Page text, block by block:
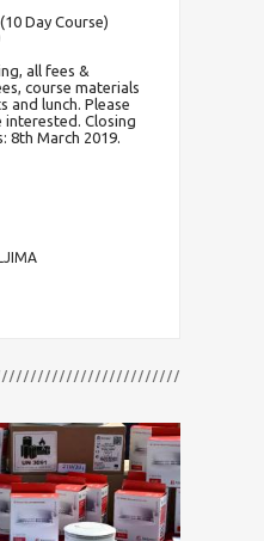
Day Course)
all fees &
course materials
and lunch. Please
interested. Closing
8th March 2019.